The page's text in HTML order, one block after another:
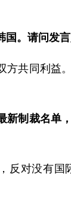
。请问发
共同利益
制裁名单
反对没有